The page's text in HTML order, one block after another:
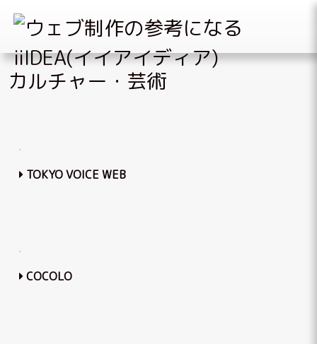
Skip
to
content
カルチャー・芸術
TOKYO VOICE WEB
COCOLO